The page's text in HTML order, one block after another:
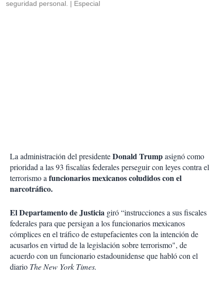
seguridad personal.
Especial
La administración del presidenteDonald Trumpasignó como
prioridad a las 93 fiscalías federales perseguir con leyes contra el
terrorismo afuncionarios mexicanos coludidos con el
narcotráfico.
El Departamento de Justicia giró “instrucciones a sus fiscales
federales para que persigan a los funcionarios mexicanos
cómplices en el tráfico de estupefacientes con la intención de
acusarlos en virtud de la legislación sobre terrorismo", de
acuerdo con un funcionario estadounidense que habló con el
diario The New York Times.